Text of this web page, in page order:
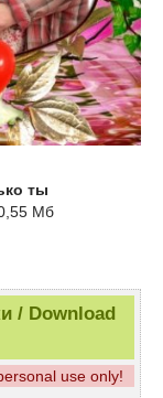
ты
Мб
/ Download
use only!